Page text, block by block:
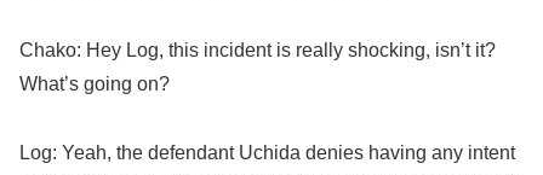
Chako: Hey Log, this incident is really shocking, isn’t it?
What’s going on?
Log: Yeah, the defendant Uchida denies having any intent